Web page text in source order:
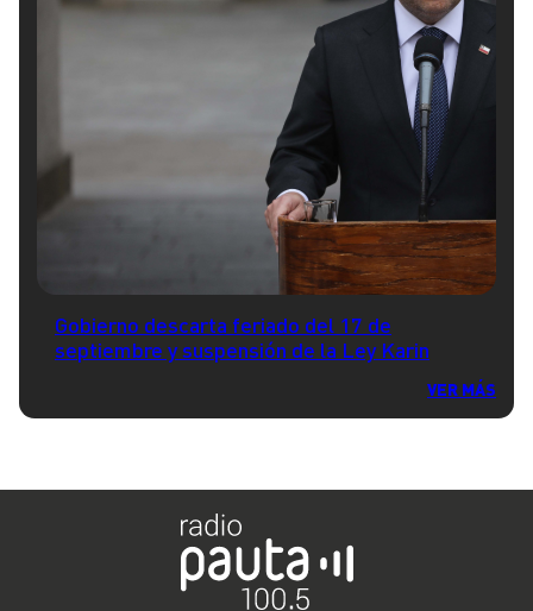
Gobierno descarta feriado del 17 de
septiembre y suspensión de la Ley Karin
VER MÁS